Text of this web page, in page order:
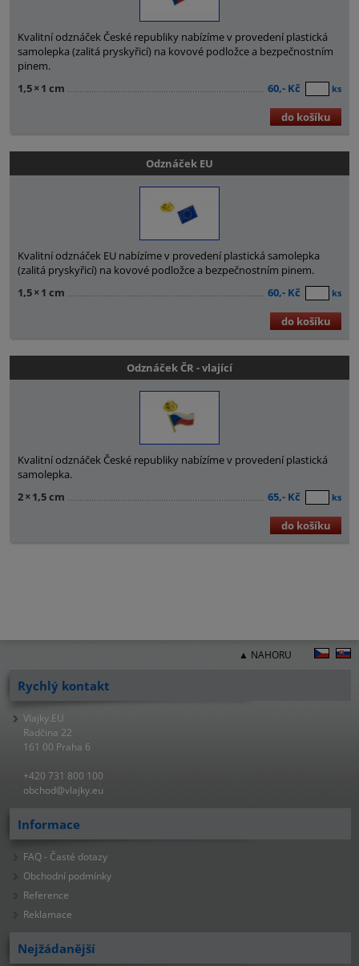
Kvalitní odznáček České republiky nabízíme v provedení plastická
samolepka (zalitá pryskyřicí) na kovové podložce a bezpečnostním
pinem.
1,5× 1 cm 60,- Kč ks
do košíku
Odznáček EU
Kvalitní odznáček EU nabízíme v provedení plastická samolepka
(zalitá pryskyřicí) na kovové podložce a bezpečnostním pinem.
1,5× 1 cm 60,- Kč ks
do košíku
Odznáček ČR - vlající
Kvalitní odznáček České republiky nabízíme v provedení plastická
samolepka.
2× 1,5 cm 65,- Kč ks
do košíku
▲ NAHORU
Rychlý kontakt
Vlajky.EU
Radčina 22
161 00 Praha 6
+420 731 800 100
obchod@vlajky.eu
Informace
FAQ - Časté dotazy
Obchodní podmínky
Reference
Reklamace
Nejžádanější